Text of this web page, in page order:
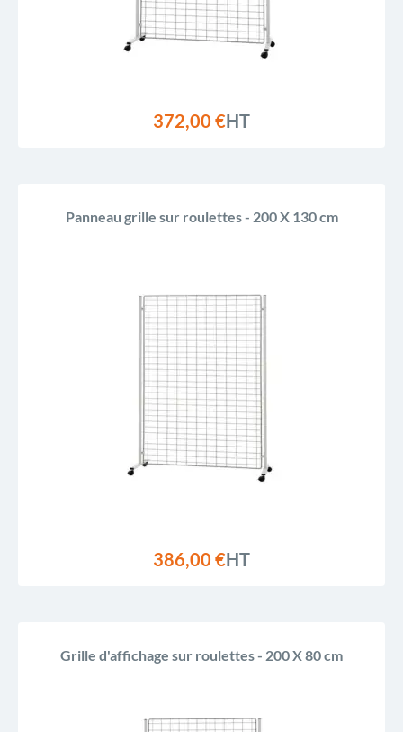
372,00 €HT
Panneau grille sur roulettes - 200 X 130 cm
386,00 €HT
Grille d'affichage sur roulettes - 200 X 80 cm